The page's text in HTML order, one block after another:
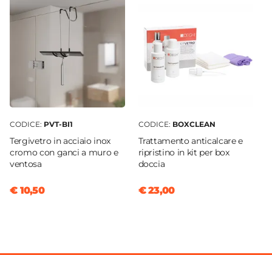
CODICE: PVT-BI1
Tergivetro in acciaio inox
cromo con ganci a muro e
ventosa
€ 10,50
CODICE: BOXCLEAN
Trattamento anticalcare e
ripristino in kit per box
doccia
€ 23,00